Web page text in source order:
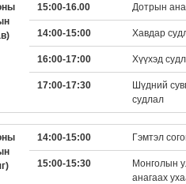
15:00-16.00 Дотрын
14:00-15:00 Хавдар
16:00-17:00 Хүүхэд
17:00-17:30
Шүдний
судлал
14:00-15:00 Гэмтэл
15:00-15:30
Монголын
анагаах